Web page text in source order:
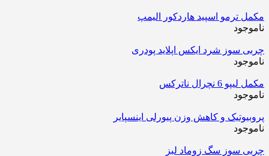
مکمل ترمو اسپید هاردکور الیمپ
ناموجود
چربی سوز شرد ایکس اپلاید پودری
ناموجود
مکمل لیپو 6 نچرال ناترکس
ناموجود
پروبیوتیک و کاهش وزن پیورلی اینسپایر
ناموجود
چربی سوز سگ زوماد لبز